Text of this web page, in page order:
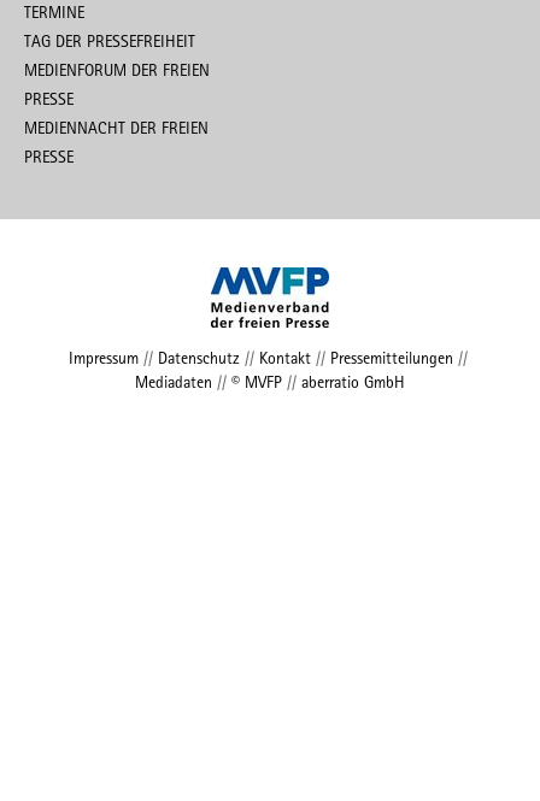
TERMINE
TAG DER PRESSEFREIHEIT
MEDIENFORUM DER FREIEN
PRESSE
MEDIENNACHT DER FREIEN
PRESSE
Impressum// Datenschutz // Kontakt// Pressemitteilungen //
Mediadaten // © MVFP // aberratio GmbH